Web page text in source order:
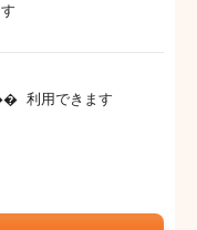
利用できます